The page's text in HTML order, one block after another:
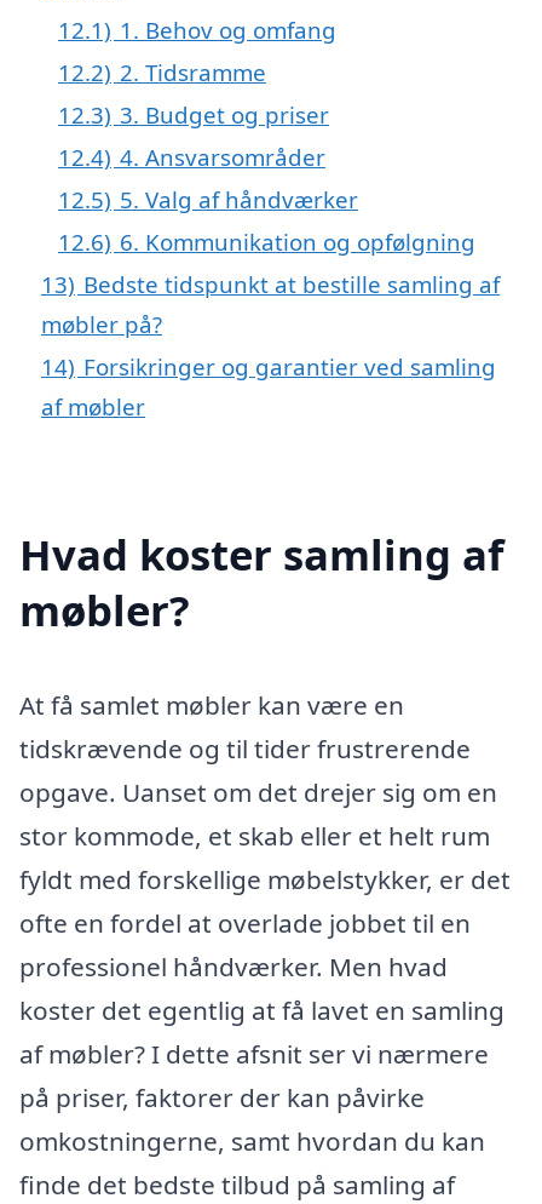
12.1) 1. Behov og omfang
12.2) 2. Tidsramme
12.3) 3. Budget og priser
12.4) 4. Ansvarsområder
12.5) 5. Valg af håndværker
12.6) 6. Kommunikation og opfølgning
13) Bedste tidspunkt at bestille samling af
møbler på?
14) Forsikringer og garantier ved samling
af møbler
Hvad koster samling af
møbler?
At få samlet møbler kan være en
tidskrævende og til tider frustrerende
opgave. Uanset om det drejer sig om en
stor kommode, et skab eller et helt rum
fyldt med forskellige møbelstykker, er det
ofte en fordel at overlade jobbet til en
professionel håndværker. Men hvad
koster det egentlig at få lavet en samling
af møbler? I dette afsnit ser vi nærmere
på priser, faktorer der kan påvirke
omkostningerne, samt hvordan du kan
finde det bedste tilbud på samling af